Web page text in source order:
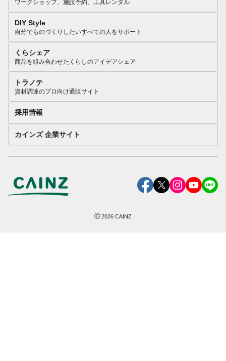
ワークショップ、施設予約、工具レンタル
DIY Style
自分でものづくりしたいすべての人をサポート
くらシェア
商品を組み合わせたくらしのアイデアシェア
トラノテ
資材調達のプロ向け通販サイト
採用情報
カインズ 企業サイト
©2026 CAINZ